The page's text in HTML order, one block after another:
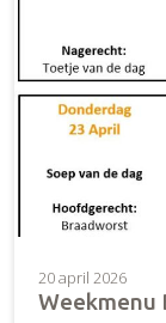
20 april 2026
Weekmenu